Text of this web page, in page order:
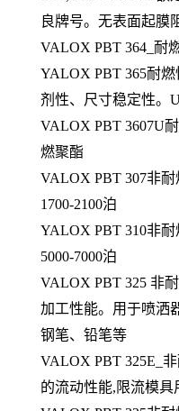
良牌号。无表面起膜
VALOX PBT 364_耐
YALOX PBT 365耐
剂性、尺寸稳定性。
VALOX PBT 3607U
燃聚酯
VALOX PBT 307非
1700-2100泊
YALOX PBT 310非
5000-7000泊
VALOX PBT 325 非
加工性能。用于喷洒
钢笔、铅笔等
VALOX PBT 325E_
的流动性能,限流模具